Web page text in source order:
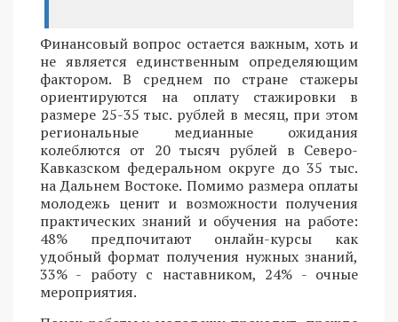
Финансовый вопрос остается важным, хоть и
не является единственным определяющим
фактором. В среднем по стране стажеры
ориентируются на оплату стажировки в
размере 25-35 тыс. рублей в месяц, при этом
региональные медианные ожидания
колеблются от 20 тысяч рублей в Северо-
Кавказском федеральном округе до 35 тыс.
на Дальнем Востоке. Помимо размера оплаты
молодежь ценит и возможности получения
практических знаний и обучения на работе:
48% предпочитают онлайн-курсы как
удобный формат получения нужных знаний,
33% - работу с наставником, 24% - очные
мероприятия.